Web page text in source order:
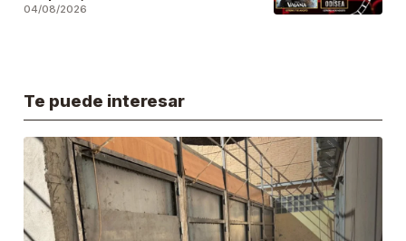
04/08/2026
Te puede interesar